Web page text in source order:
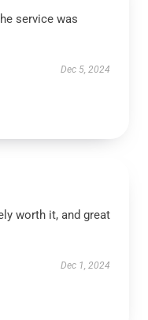
service was
Dec 5, 2024
worth it, and great
Dec 1, 2024